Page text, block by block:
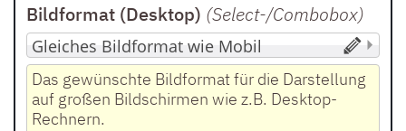
Bildformat (Desktop) (Select-/Combobox)
Das gewünschte Bildformat für die Darstellung
auf großen Bildschirmen wie z.B. Desktop-
Rechnern.